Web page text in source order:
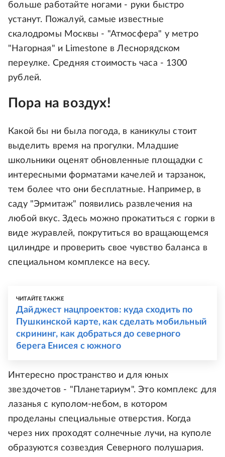
больше работайте ногами - руки быстро
устанут. Пожалуй, самые известные
скалодромы Москвы - "Атмосфера" у метро
"Нагорная" и Limestone в Леснорядском
переулке. Средняя стоимость часа - 1300
рублей.
Пора на воздух!
Какой бы ни была погода, в каникулы стоит
выделить время на прогулки. Младшие
школьники оценят обновленные площадки с
интересными форматами качелей и тарзанок,
тем более что они бесплатные. Например, в
саду "Эрмитаж" появились развлечения на
любой вкус. Здесь можно прокатиться с горки в
виде журавлей, покрутиться во вращающемся
цилиндре и проверить свое чувство баланса в
специальном комплексе на весу.
ЧИТАЙТЕ ТАКЖЕ
Дайджест нацпроектов: куда сходить по
Пушкинской карте, как сделать мобильный
скрининг, как добраться до северного
берега Енисея с южного
Интересно пространство и для юных
звездочетов - "Планетариум". Это комплекс для
лазанья с куполом-небом, в котором
проделаны специальные отверстия. Когда
через них проходят солнечные лучи, на куполе
образуются созвездия Северного полушария.